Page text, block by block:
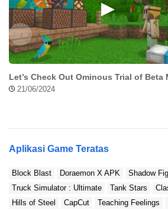
Kalau kamu pikir tantangan parkir di
pemikiran itu salah besar karena
Multiplayer Mod Apk bener-bener bikin
strategi.
menguji skill kamu dalam mengemudi
kamu bisa ulang-ulang tantangannya
dari truk derek yang besar, pick up yang
yang cepat. Setiap kendaraan punya
bikin game ini nggak pernah bosenin.
Let’s Check Out Ominous Trial of Beta
21/06/2024
Aplikasi Game Teratas
Block Blast Doraemon X APK
Shadow
Truck Simulator : Ultimate
Tank Stars
Hills of Steel
CapCut Teaching Feelings